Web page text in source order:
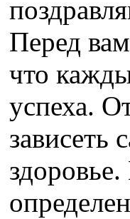
Перед
что
успеха.
зависеть